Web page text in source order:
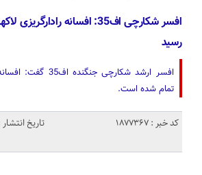
افسر شکارچی اف35: افسانه
رسید
افسر ارشد شکارچی
تمام شده است.
کد خبر : 1877367